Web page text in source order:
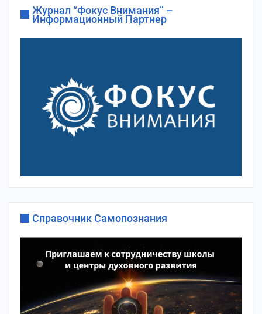
Журнал “Фокус Внимания” –
Информационный Партнер
Справочник Самопознания